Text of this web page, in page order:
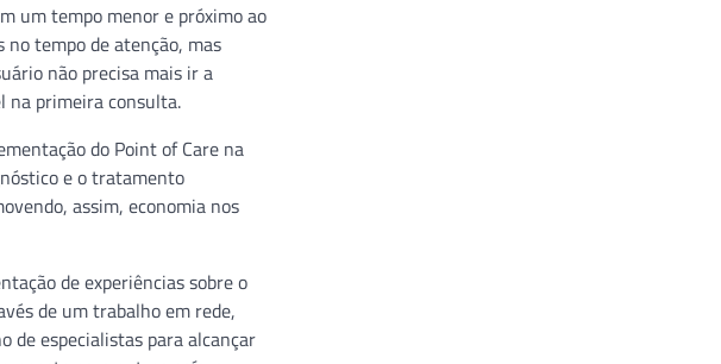
um tempo menor e próximo ao
tempo de atenção, mas
não precisa mais ir a
na primeira consulta.
do Point of Care na
e o tratamento
assim, economia nos
de experiências sobre o
de um trabalho em rede,
de especialistas para alcançar